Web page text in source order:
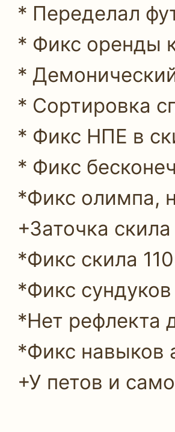
* Переделал
* Фикс оренды
*
* Сортировка
* Фикс НПЕ в
* Фикс
*Фикс олимпа,
+Заточка
*Фикс скила
*Фикс
*Нет рефлекта
*Фикс навыков
+У петов и